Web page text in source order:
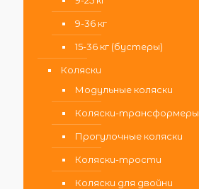
9-36 кг
15-36 кг (бустеры)
Коляски
Модульные коляски
Коляски-трансформеры
Прогулочные коляски
Коляски-трости
Коляски для двойни